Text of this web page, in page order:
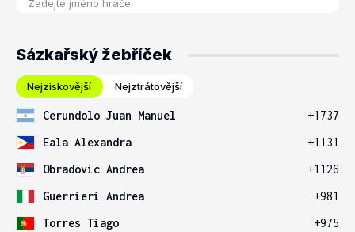
Sázkařský žebříček
Nejziskovější Nejztrátovější
Cerundolo Juan Manuel
+1737
Eala Alexandra
+1131
Obradovic Andrea
+1126
Guerrieri Andrea
+981
Torres Tiago
+975